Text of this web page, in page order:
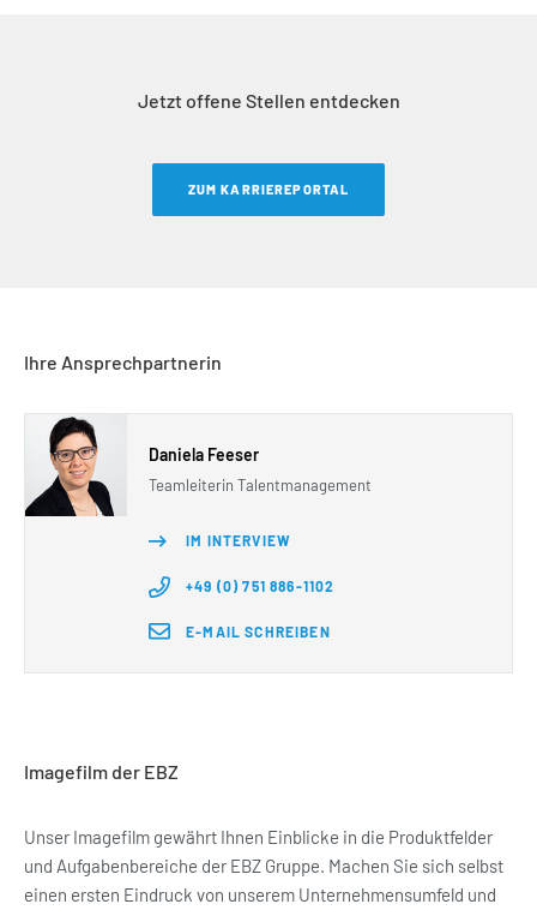
Jetzt offene Stellen entdecken
ZUM KARRIEREPORTAL
Ihre Ansprechpartnerin
Daniela Feeser
Teamleiterin Talentmanagement
IM INTERVIEW
+49 (0) 751 886-1102
E-MAIL SCHREIBEN
Imagefilm der EBZ
Unser Imagefilm gewährt Ihnen Einblicke in die Produktfelder
und Aufgabenbereiche der EBZ Gruppe. Machen Sie sich selbst
einen ersten Eindruck von unserem Unternehmensumfeld und